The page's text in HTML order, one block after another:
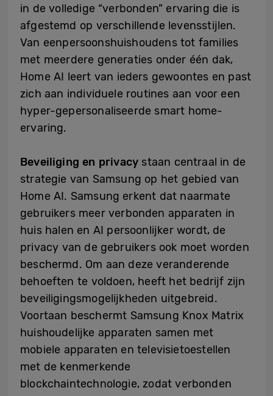
in de volledige “verbonden” ervaring die is
afgestemd op verschillende levensstijlen.
Van eenpersoonshuishoudens tot families
met meerdere generaties onder één dak,
Home AI leert van ieders gewoontes en past
zich aan individuele routines aan voor een
hyper-gepersonaliseerde smart home-
ervaring.
Beveiliging en privacy staan centraal in de
strategie van Samsung op het gebied van
Home AI. Samsung erkent dat naarmate
gebruikers meer verbonden apparaten in
huis halen en AI persoonlijker wordt, de
privacy van de gebruikers ook moet worden
beschermd. Om aan deze veranderende
behoeften te voldoen, heeft het bedrijf zijn
beveiligingsmogelijkheden uitgebreid.
Voortaan beschermt Samsung Knox Matrix
huishoudelijke apparaten samen met
mobiele apparaten en televisietoestellen
met de kenmerkende
blockchaintechnologie, zodat verbonden